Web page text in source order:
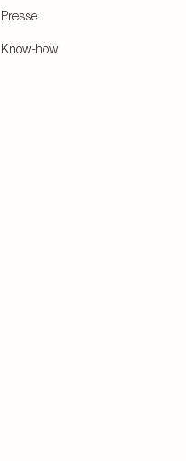
Presse
Know-how